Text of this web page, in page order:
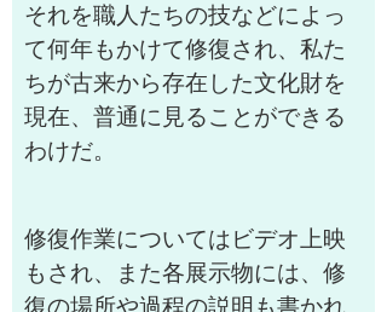
それを職人たちの技などによっ
て何年もかけて修復され、私た
ちが古来から存在した文化財を
現在、普通に見ることができる
わけだ。
修復作業についてはビデオ上映
もされ、また各展示物には、修
復の場所や過程の説明も書かれ